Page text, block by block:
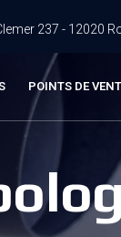
237 - 12020
POINTS DE